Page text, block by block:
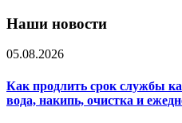
Наши новости
05.08.2026
Как продлить срок службы
вода, накипь, очистка и